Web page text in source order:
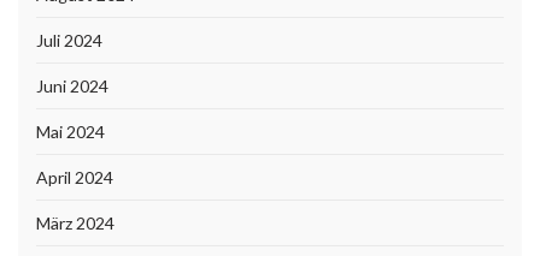
Juli 2024
Juni 2024
Mai 2024
April 2024
März 2024